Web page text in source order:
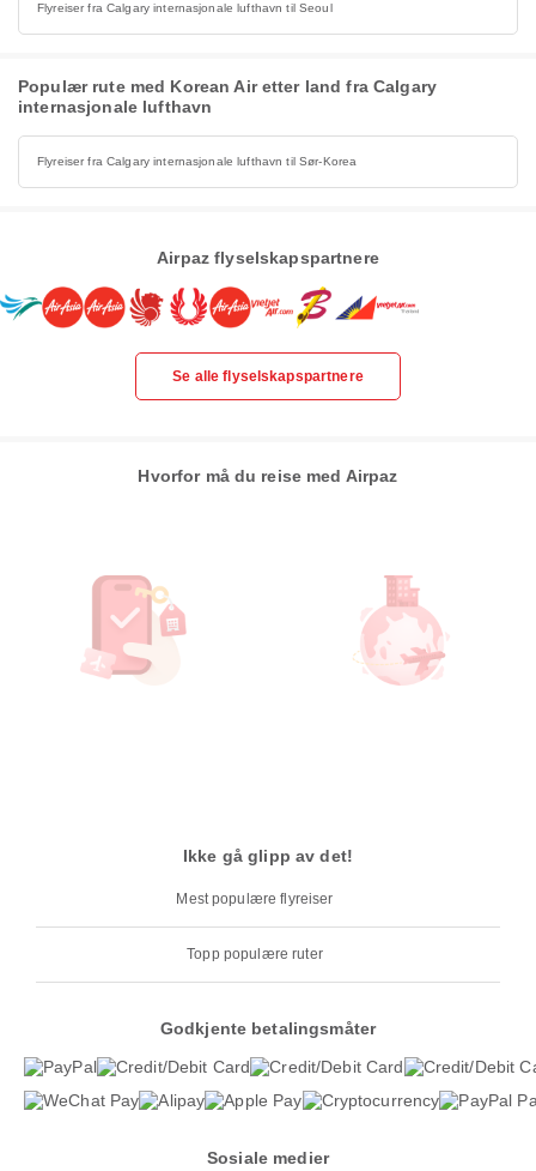
Flyreiser fra Calgary internasjonale lufthavn til Seoul
Populær rute med Korean Air etter land fra Calgary
internasjonale lufthavn
Flyreiser fra Calgary internasjonale lufthavn til Sør-Korea
Airpaz flyselskapspartnere
Se alle flyselskapspartnere
Hvorfor må du reise med Airpaz
Ikke gå glipp av det!
Mest populære flyreiser
Topp populære ruter
Godkjente betalingsmåter
Sosiale medier